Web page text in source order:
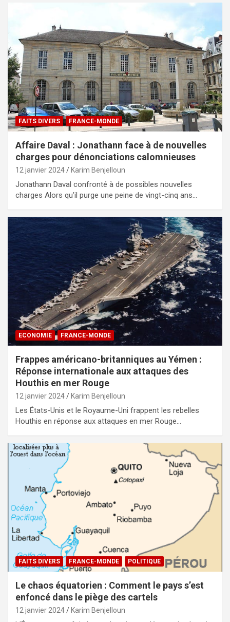
FAITS DIVERS FRANCE-MONDE
Affaire Daval : Jonathann face à de nouvelles
charges pour dénonciations calomnieuses
12 janvier 2024 Karim Benjelloun
Jonathann Daval confronté à de possibles nouvelles
charges Alors qu’il purge une peine de vingt-cinq ans…
ECONOMIE FRANCE-MONDE
Frappes américano-britanniques au Yémen :
Réponse internationale aux attaques des
Houthis en mer Rouge
12 janvier 2024 Karim Benjelloun
Les États-Unis et le Royaume-Uni frappent les rebelles
Houthis en réponse aux attaques en mer Rouge…
FAITS DIVERS FRANCE-MONDE POLITIQUE
Le chaos équatorien : Comment le pays s’est
enfoncé dans le piège des cartels
12 janvier 2024 Karim Benjelloun